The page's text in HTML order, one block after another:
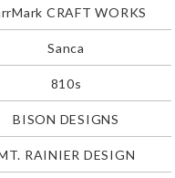
CRAFT WORKS
Sanca
810s
BISON DESIGNS
RAINIER DESIGN